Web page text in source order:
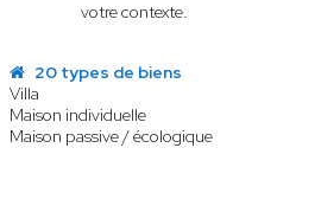
votre contexte.
20 types de biens
Villa
Maison individuelle
Maison passive / écologique